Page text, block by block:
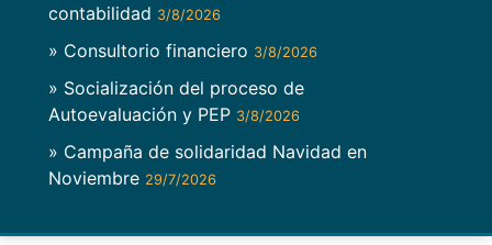
contabilidad 3/8/2026
» Consultorio financiero 3/8/2026
» Socialización del proceso de
Autoevaluación y PEP 3/8/2026
» Campaña de solidaridad Navidad en
Noviembre 29/7/2026